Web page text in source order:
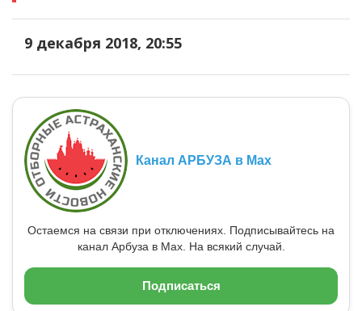
9 декабря 2018, 20:55
Канал АРБУЗА в Max
Остаемся на связи при отключениях. Подписывайтесь на
канал Арбуза в Max. На всякий случай.
Подписаться